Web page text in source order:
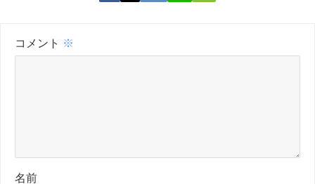
コメント ※
名前